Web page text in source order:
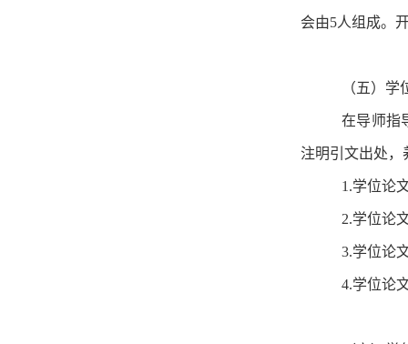
会由5人组成。
（五）学
在导师指
注明引文出处，
1.学位论
2.学位论
3.学位论
4.学位论